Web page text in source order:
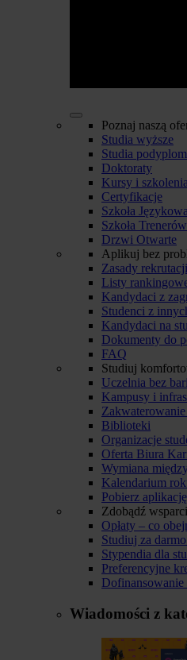
Poznaj naszą
Studia wyższe
Studia
Doktoraty
Kursy i
Certyfikacje
Szkoła Językowa
Szkoła Trenerów
Drzwi Otwarte
Aplikuj bez
Zasady rekrutacji
Listy
Kandydaci z
Studenci z
Kandydaci na
Dokumenty do
FAQ
Studiuj
Uczelnia bez
Kampusy i
Biblioteki
Organizacje
Oferta Biura
Wymiana
Kalendarium
Pobierz
Zdobądź
Opłaty – co
Studiuj za
Stypendia dla
Preferencyjne
Dofinansowanie
Wiadomości z